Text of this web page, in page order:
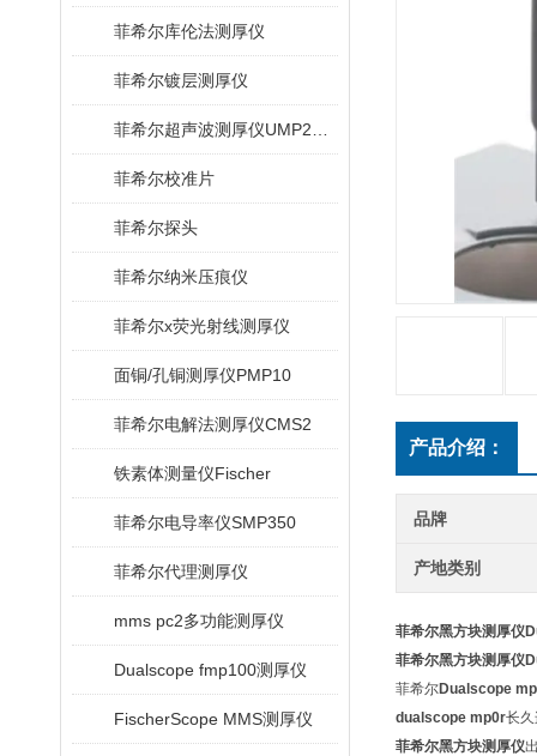
菲希尔库伦法测厚仪
菲希尔镀层测厚仪
菲希尔校准片
菲希尔探头
菲希尔纳米压痕仪
菲希尔x荧光射线测厚仪
面铜/孔铜测厚仪PMP10
菲希尔电解法测厚仪CMS2
铁素体测量仪Fischer
菲希尔电导率仪SMP350
菲希尔代理测厚仪
mms pc2多功能测厚仪
Dualscope fmp100测厚仪
FischerScope MMS测厚仪
产品介绍：
品牌
产地类别
菲希尔黑方块测厚仪
菲希尔黑方块测厚仪
菲希尔Dualscope
dualscope mp0r长
菲希尔黑方块测厚仪